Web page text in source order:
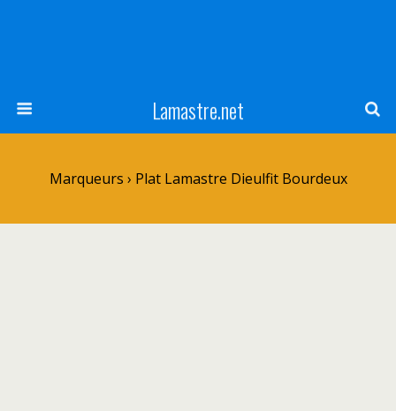
Lamastre.net
Marqueurs › Plat Lamastre Dieulfit Bourdeux